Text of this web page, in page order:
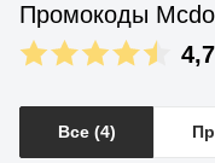
Промокоды
4,7
Все (4)